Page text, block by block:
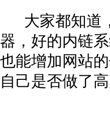
大家都知道
器，好的内链
也能增加网站
自己是否做了